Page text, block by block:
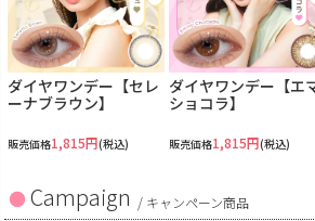
ダイヤワンデー【セレ
ーナブラウン】
販売価格1,815円(税込)
ダイヤワンデー【エ
ショコラ】
販売価格1,815円(税込)
Campaign / キャンペーン商品